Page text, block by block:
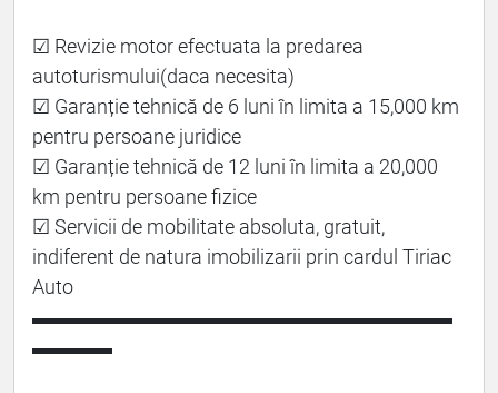
☑ Revizie motor efectuata la predarea
autoturismului(daca necesita)
☑ Garanție tehnică de 6 luni în limita a 15,000 km
pentru persoane juridice
☑ Garanție tehnică de 12 luni în limita a 20,000
km pentru persoane fizice
☑ Servicii de mobilitate absoluta, gratuit,
indiferent de natura imobilizarii prin cardul Tiriac
Auto
▬▬▬▬▬▬▬▬▬▬▬▬▬▬▬▬▬▬▬▬▬
▬▬▬▬